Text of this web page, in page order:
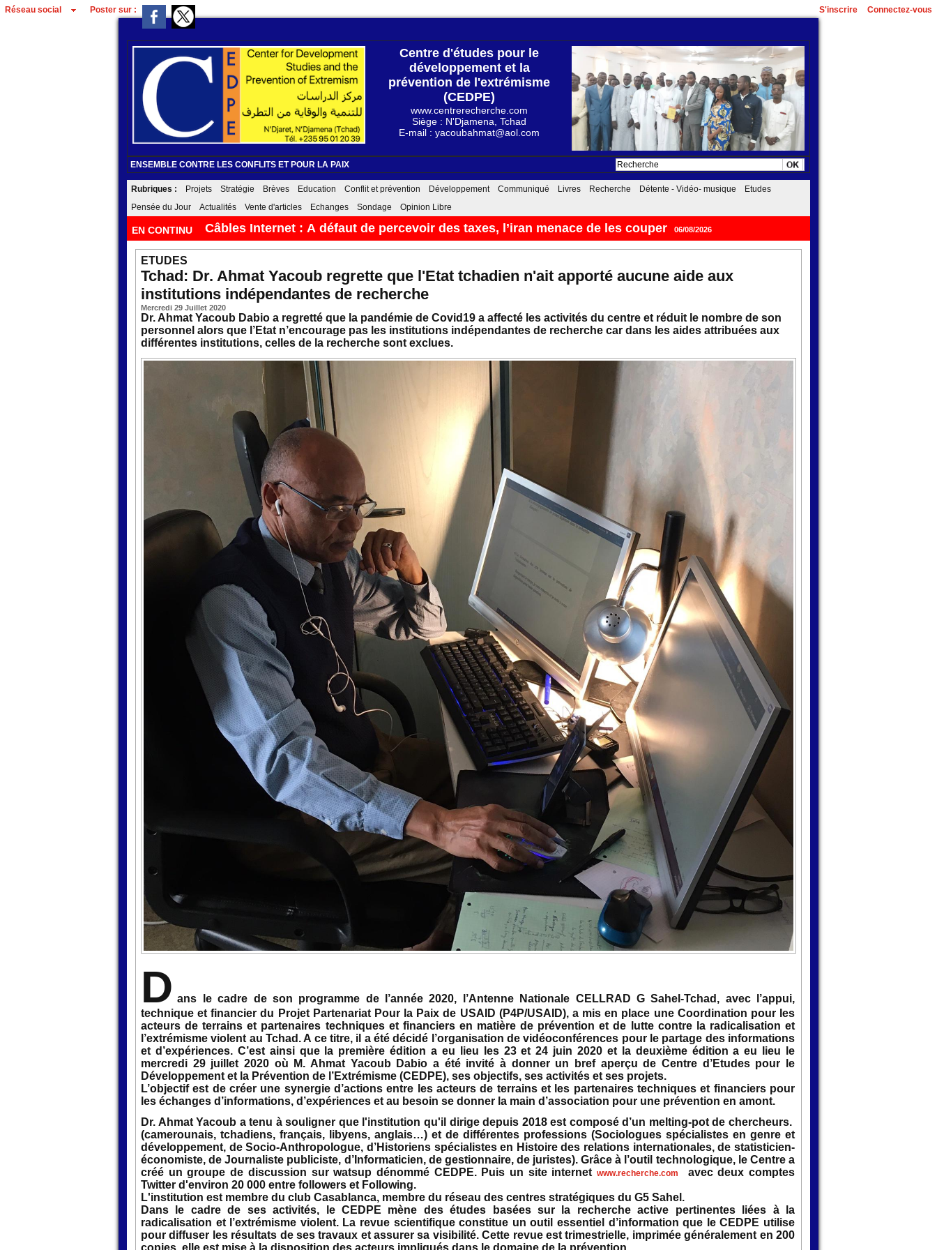
Réseau social Poster sur : Connectez-vous
S'inscrire
Centre d'études pour le
développement et la
prévention de l'extrémisme
(CEDPE)
www.centrerecherche.com
Siège : N'Djamena, Tchad
E-mail : yacoubahmat@aol.com
ENSEMBLE CONTRE LES CONFLITS ET POUR LA PAIX
Rubriques : Projets Stratégie Brèves Education Conflit et prévention Développement Communiqué Livres Recherche Détente - Vidéo- musique
Etudes
Pensée du Jour
Actualités Vente d'articles Echanges Sondage Opinion Libre
EN CONTINU Recrutement de chercheurs 06/08/2026
ETUDES
Tchad: Dr. Ahmat Yacoub regrette que l'Etat tchadien n'ait apporté aucune aide aux
institutions indépendantes de recherche
Mercredi 29 Juillet 2020
Dr. Ahmat Yacoub Dabio a regretté que la pandémie de Covid19 a affecté les activités du centre et réduit le nombre de son
personnel alors que l’Etat n’encourage pas les institutions indépendantes de recherche car dans les aides attribuées aux
différentes institutions, celles de la recherche sont exclues.
D ans le cadre de son programme de l’année 2020, l’Antenne Nationale CELLRAD G Sahel-Tchad, avec l’appui,
technique et financier du Projet Partenariat Pour la Paix de USAID (P4P/USAID), a mis en place une Coordination pour les
acteurs de terrains et partenaires techniques et financiers en matière de prévention et de lutte contre la radicalisation et
l’extrémisme violent au Tchad. A ce titre, il a été décidé l’organisation de vidéoconférences pour le partage des informations
et d’expériences. C’est ainsi que la première édition a eu lieu les 23 et 24 juin 2020 et la deuxième édition a eu lieu le
mercredi 29 juillet 2020 où M. Ahmat Yacoub Dabio a été invité à donner un bref aperçu de Centre d’Etudes pour le
Développement et la Prévention de l’Extrémisme (CEDPE), ses objectifs, ses activités et ses projets.
L’objectif est de créer une synergie d’actions entre les acteurs de terrains et les partenaires techniques et financiers pour
les échanges d’informations, d’expériences et au besoin se donner la main d’association pour une prévention en amont.
Dr. Ahmat Yacoub a tenu à souligner que l'institution qu'il dirige depuis 2018 est composé d’un melting-pot de chercheurs.
(camerounais, tchadiens, français, libyens, anglais…) et de différentes professions (Sociologues spécialistes en genre et
développement, de Socio-Anthropologue, d’Historiens spécialistes en Histoire des relations internationales, de statisticien-
économiste, de Journaliste publiciste, d’Informaticien, de gestionnaire, de juristes). Grâce à l’outil technologique, le Centre a
créé un groupe de discussion sur watsup dénommé CEDPE. Puis un site internetwww.recherche.com
avec deux comptes
Twitter d'environ 20 000 entre followers et Following.
L'institution est membre du club Casablanca, membre du réseau des centres stratégiques du G5 Sahel.
Dans le cadre de ses activités, le CEDPE mène des études basées sur la recherche active pertinentes liées à la
radicalisation et l’extrémisme violent. La revue scientifique constitue un outil essentiel d’information que le CEDPE utilise
pour diffuser les résultats de ses travaux et assurer sa visibilité. Cette revue est trimestrielle, imprimée généralement en 200
copies, elle est mise à la disposition des acteurs impliqués dans le domaine de la prévention.